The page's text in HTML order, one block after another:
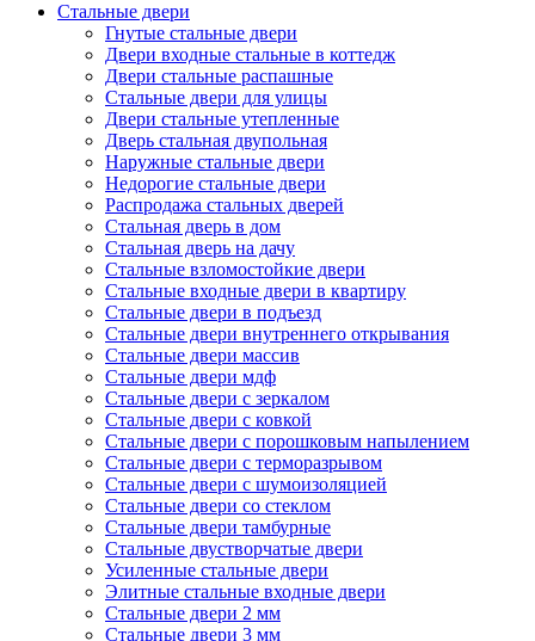
Стальные двери
Гнутые стальные двери
Двери входные стальные в коттедж
Двери стальные распашные
Стальные двери для улицы
Двери стальные утепленные
Дверь стальная двупольная
Наружные стальные двери
Недорогие стальные двери
Распродажа стальных дверей
Стальная дверь в дом
Стальная дверь на дачу
Стальные взломостойкие двери
Стальные входные двери в квартиру
Стальные двери в подъезд
Стальные двери внутреннего открывания
Стальные двери массив
Стальные двери мдф
Стальные двери с зеркалом
Стальные двери с ковкой
Стальные двери с порошковым напылением
Стальные двери с терморазрывом
Стальные двери с шумоизоляцией
Стальные двери со стеклом
Стальные двери тамбурные
Стальные двустворчатые двери
Усиленные стальные двери
Элитные стальные входные двери
Стальные двери 2 мм
Стальные двери 3 мм